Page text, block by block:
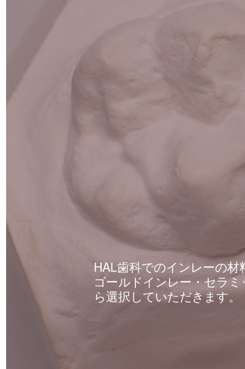
HAL歯科でのインレーの材
ゴールドインレー・セラ
ら選択していただきます。